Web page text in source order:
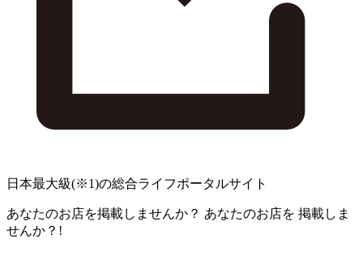
日本最大級(※1)の総合ライフポータルサイト
あなたのお店を掲載しませんか？ あなたのお店を 掲載しま
せんか？!